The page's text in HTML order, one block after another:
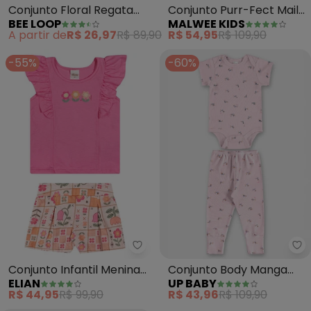
Conjunto Floral Regata
Cropped Short (Rosa)
BEE LOOP
A partir deR$ 26,97R$ 89,90
Conjunto Purr-Fect Mail
em Malha (Rosa Claro)
MALWEE KIDS
R$ 54,95R$ 109,90
-55%
Elian - Conjunto Infantil
Conjunto Infantil Menina
Floral com Babados
(Rosa)
ELIAN
R$ 44,95R$ 99,90
-60%
Conjunto Body Manga
Curta e Calça
Cachorrinho (Rosa
UP BABY
R$ 43,96R$ 109,90